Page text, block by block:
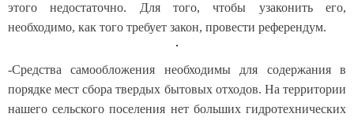
этого недостаточно. Для того, чтобы узаконить его,
необходимо, как того требует закон, провести референдум.
-Средства самообложения необходимы для содержания в
порядке мест сбора твердых бытовых отходов. На территории
нашего сельского поселения нет больших гидротехнических